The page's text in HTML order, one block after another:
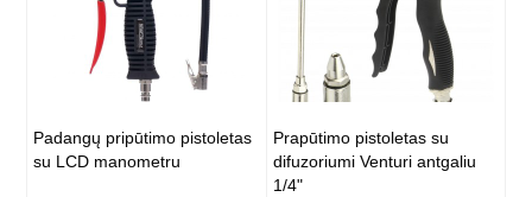
Padangų pripūtimo pistoletas
su LCD manometru
Prapūtimo pistoletas su
difuzoriumi Venturi antgaliu
1/4"